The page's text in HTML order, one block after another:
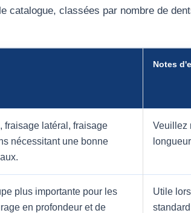
catalogue, classées par nombre de
Notes
fraisage latéral, fraisage
nécessitant une bonne
Veuillez
plus importante pour les
en profondeur et de
Utile